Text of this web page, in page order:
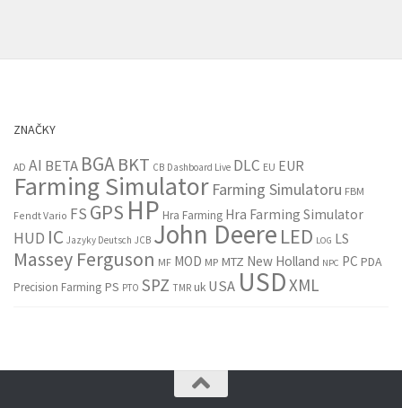
ZNAČKY
AD AI BETA BGABKT CB Dashboard Live DLC EU EUR
Farming Simulator Farming Simulatoru FBM
Fendt Vario FS GPS HP Hra Farming Hra Farming Simulator
HUD IC Jazyky Deutsch JCB John Deere LED LOG LS
Massey Ferguson MF MOD MP MTZ New Holland NPC PC PDA
Precision Farming PS PTO SPZ TMR uk USA USDXML